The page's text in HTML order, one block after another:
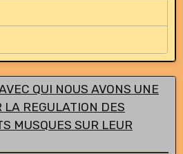
QUI NOUS AVONS UNE
LA REGULATION DES
MUSQUES SUR LEUR